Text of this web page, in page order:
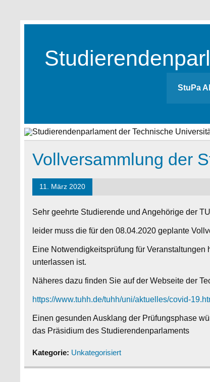
content
StuPa
Vollversammlung der
11. März 2020
Sehr geehrte Studierende und Angehörige der
leider muss die für den 08.04.2020 geplante
Eine Notwendigkeitsprüfung für
unterlassen ist.
Näheres dazu finden Sie auf der Webseite der
https://www.tuhh.de/tuhh/uni/aktuelles/covid-
Einen gesunden Ausklang der Prüfungsphase
das Präsidium des Studierendenparlaments
Kategorie: Unkategorisiert